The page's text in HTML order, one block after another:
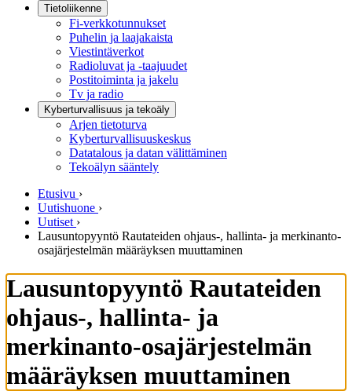
Tietoliikenne
Fi-verkkotunnukset
Puhelin ja laajakaista
Viestintäverkot
Radioluvat ja -taajuudet
Postitoiminta ja jakelu
Tv ja radio
Kyberturvallisuus ja tekoäly
Arjen tietoturva
Kyberturvallisuuskeskus
Datatalous ja datan välittäminen
Tekoälyn sääntely
Etusivu ›
Uutishuone ›
Uutiset ›
Lausuntopyyntö Rautateiden ohjaus-, hallinta- ja merkinanto-
osajärjestelmän määräyksen muuttaminen
Lausuntopyyntö Rautateiden
ohjaus-, hallinta- ja
merkinanto-osajärjestelmän
määräyksen muuttaminen